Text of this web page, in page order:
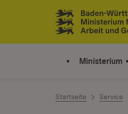
Zum Inhalt springen
Link zur Startseite
Ministerium
Startseite Service